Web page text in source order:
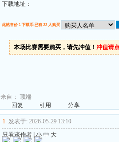
下载地址：
此帖售价 1 下载币,已有 32 人购买
本场比赛需要购买，请先冲值！ 冲值请
来自： 顶端
回复
引用 分享
1 发表于: 2026-05-29 13:10
只看该作者 |小 中 大